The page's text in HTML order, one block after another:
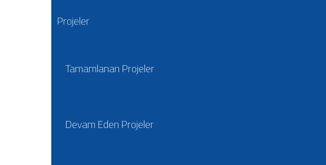
Projeler
Tamamlanan Projeler
Devam Eden Projeler